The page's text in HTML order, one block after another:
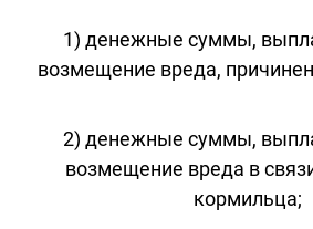
1) денежные суммы,
возмещение вреда,
2) денежные суммы,
возмещение вреда в
кормильца;